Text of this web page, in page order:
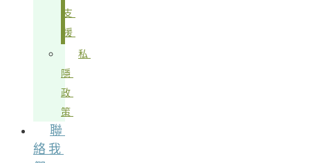
支
援
私
隱
政
策
聯
絡我